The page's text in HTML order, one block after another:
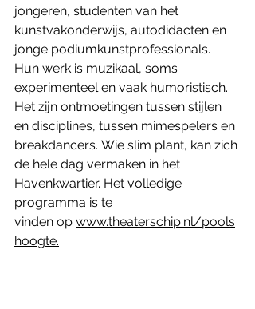
jongeren, studenten van het
kunstvakonderwijs, autodidacten en
jonge podiumkunstprofessionals.
Hun werk is muzikaal, soms
experimenteel en vaak humoristisch.
Het zijn ontmoetingen tussen stijlen
en disciplines, tussen mimespelers en
breakdancers. Wie slim plant, kan zich
de hele dag vermaken in het
Havenkwartier. Het volledige
programma is te
vinden op www.theaterschip.nl/pools
hoogte.